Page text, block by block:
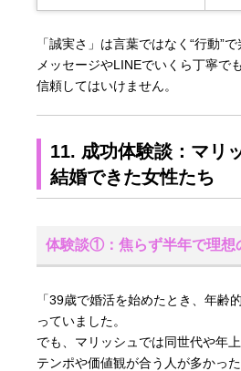
「誠実さ」は言葉ではなく“行動”
メッセージやLINEでいくら丁寧で
信頼してはいけません。
11. 成功体験談：マリ
結婚できた女性たち
体験談①：焦らず半年で理想
「39歳で婚活を始めたとき、年
っていました。
でも、マリッシュでは同世代や年
テンポや価値観が合う人が多かった